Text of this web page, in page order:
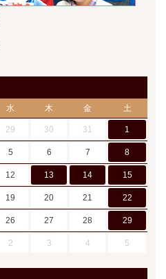
水 木 金 土
29 30 31 1
5 6 7 8
12 13 14 15
19 20 21 22
26 27 28 29
2 3 4 5